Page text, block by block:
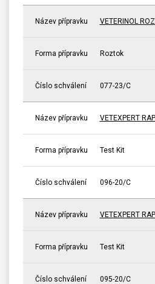
Název přípravku VETERINOL
Forma přípravku Roztok
Číslo schválení 077-23/C
Název přípravku VETEXPERT
Forma přípravku Test Kit
Číslo schválení 096-20/C
Název přípravku VETEXPERT
Forma přípravku Test Kit
Číslo schválení 095-20/C